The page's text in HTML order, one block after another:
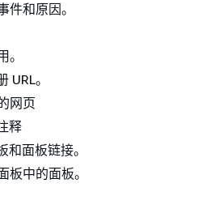
件和原因。
URL。
网页
释
面板链接。
板中的面板。